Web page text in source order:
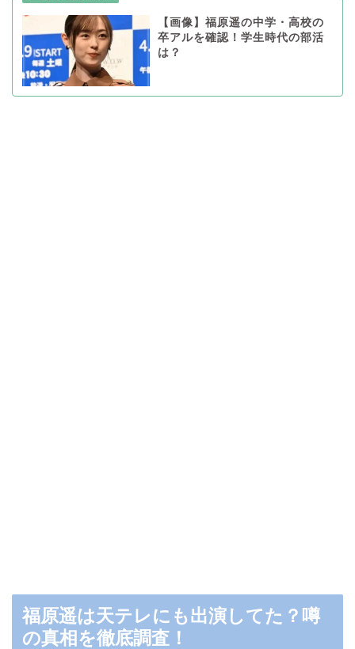
【画像】福原遥の中学・高校の
卒アルを確認！学生時代の部活
は？
福原遥は天テレにも出演してた？噂
の真相を徹底調査！